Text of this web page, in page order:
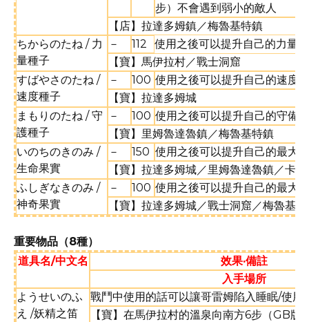
步）不會遇到弱小的敵人
【店】拉達多姆鎮／梅魯基特鎮
ちからのたね / 力
量種子
－ 112
使用之後可以提升自己的力量1
【寶】馬伊拉村／戰士洞窟
すばやさのたね /
速度種子
－ 100 使用之後可以提升自己的速度1
【寶】拉達多姆城
まもりのたね / 守
護種子
－ 100 使用之後可以提升自己的守備
【寶】里姆魯達魯鎮／梅魯基特鎮
いのちのきのみ /
生命果實
－ 150 使用之後可以提升自己的最大
【寶】拉達多姆城／里姆魯達魯鎮／卡
ふしぎなきのみ /
神奇果實
－ 100 使用之後可以提升自己的最大
【寶】拉達多姆城／戰士洞窟／梅魯基
重要物品（8種）
道具名/中文名
效果·備註
入手場所
ようせいのふ
え /妖精之笛
戰鬥中使用的話可以讓哥雷姆陷入睡眠/使用
【寶】在馬伊拉村的溫泉向南方6步（GB版